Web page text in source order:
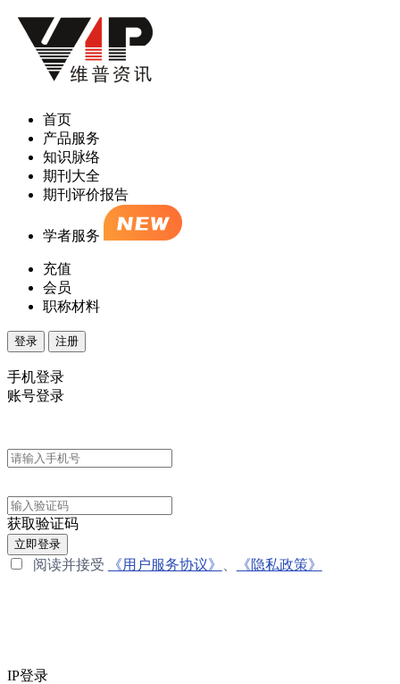
首页
产品服务
知识脉络
期刊大全
期刊评价报告
学者服务
充值
会员
职称材料
登录 注册
手机登录
账号登录
获取验证码
立即登录
阅读并接受 《用户服务协议》 《隐私政策》
IP登录